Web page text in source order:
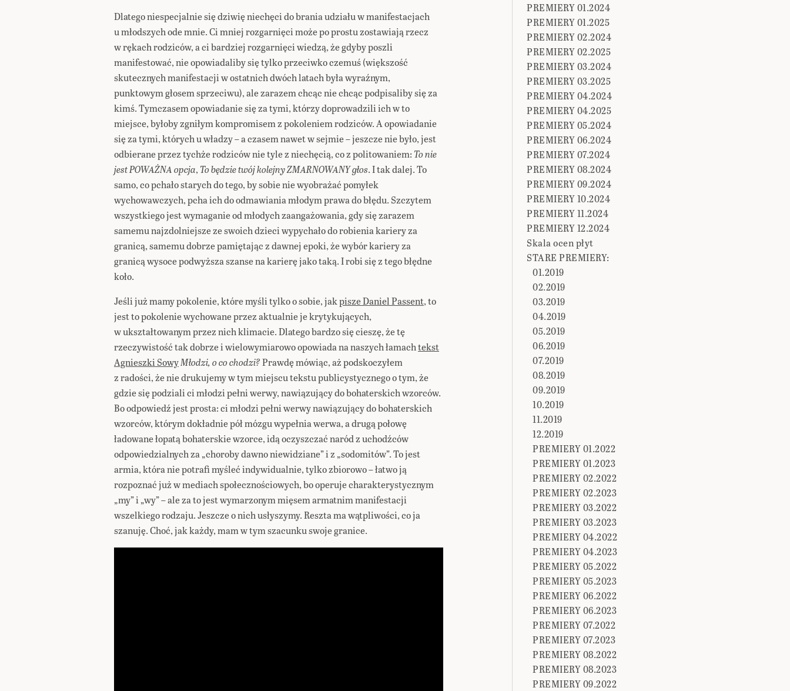
Dlatego niespecjalnie się dziwię niechęci do brania udziału w manifestacjach
u młodszych ode mnie. Ci mniej rozgarnięci może po prostu zostawiają rzecz
w rękach rodziców, a ci bardziej rozgarnięci wiedzą, że gdyby poszli
manifestować, nie opowiadaliby się tylko przeciwko czemuś (większość
skutecznych manifestacji w ostatnich dwóch latach była wyraźnym,
punktowym głosem sprzeciwu), ale zarazem chcąc nie chcąc podpisaliby się za
kimś. Tymczasem opowiadanie się za tymi, którzy doprowadzili ich w to
miejsce, byłoby zgniłym kompromisem z pokoleniem rodziców. A opowiadanie
się za tymi, których u władzy – a czasem nawet w sejmie – jeszcze nie było, jest
odbierane przez tychże rodziców nie tyle z niechęcią, co z politowaniem: To nie
jest POWAŻNA opcja,To będzie twój kolejny ZMARNOWANY głos. I tak dalej. To
samo, co pchało starych do tego, by sobie nie wyobrażać pomyłek
wychowawczych, pcha ich do odmawiania młodym prawa do błędu. Szczytem
wszystkiego jest wymaganie od młodych zaangażowania, gdy się zarazem
samemu najzdolniejsze ze swoich dzieci wypychało do robienia kariery za
granicą, samemu dobrze pamiętając z dawnej epoki, że wybór kariery za
granicą wysoce podwyższa szanse na karierę jako taką. I robi się z tego błędne
koło.
Jeśli już mamy pokolenie, które myśli tylko o sobie, jakpisze Daniel Passent, to
jest to pokolenie wychowane przez aktualnie je krytykujących,
w ukształtowanym przez nich klimacie. Dlatego bardzo się cieszę, że tę
rzeczywistość tak dobrze i wielowymiarowo opowiada na naszych łamachtekst
Agnieszki SowyMłodzi, o co chodzi?Prawdę mówiąc, aż podskoczyłem
z radości, że nie drukujemy w tym miejscu tekstu publicystycznego o tym, że
gdzie się podziali ci młodzi pełni werwy, nawiązujący do bohaterskich wzorców.
Bo odpowiedź jest prosta: ci młodzi pełni werwy nawiązujący do bohaterskich
wzorców, którym dokładnie pół mózgu wypełnia werwa, a drugą połowę
ładowane łopatą bohaterskie wzorce, idą oczyszczać naród z uchodźców
odpowiedzialnych za „choroby dawno niewidziane” i z „sodomitów”. To jest
armia, która nie potrafi myśleć indywidualnie, tylko zbiorowo – łatwo ją
rozpoznać już w mediach społecznościowych, bo operuje charakterystycznym
„my” i „wy” – ale za to jest wymarzonym mięsem armatnim manifestacji
wszelkiego rodzaju. Jeszcze o nich usłyszymy. Reszta ma wątpliwości, co ja
szanuję. Choć, jak każdy, mam w tym szacunku swoje granice.
PREMIERY 01.2024
PREMIERY 01.2025
PREMIERY 02.2024
PREMIERY 02.2025
PREMIERY 03.2024
PREMIERY 03.2025
PREMIERY 04.2024
PREMIERY 04.2025
PREMIERY 05.2024
PREMIERY 06.2024
PREMIERY 07.2024
PREMIERY 08.2024
PREMIERY 09.2024
PREMIERY 10.2024
PREMIERY 11.2024
PREMIERY 12.2024
Skala ocen płyt
STARE PREMIERY:
01.2019
02.2019
03.2019
04.2019
05.2019
06.2019
07.2019
08.2019
09.2019
10.2019
11.2019
12.2019
PREMIERY 01.2022
PREMIERY 01.2023
PREMIERY 02.2022
PREMIERY 02.2023
PREMIERY 03.2022
PREMIERY 03.2023
PREMIERY 04.2022
PREMIERY 04.2023
PREMIERY 05.2022
PREMIERY 05.2023
PREMIERY 06.2022
PREMIERY 06.2023
PREMIERY 07.2022
PREMIERY 07.2023
PREMIERY 08.2022
PREMIERY 08.2023
PREMIERY 09.2022